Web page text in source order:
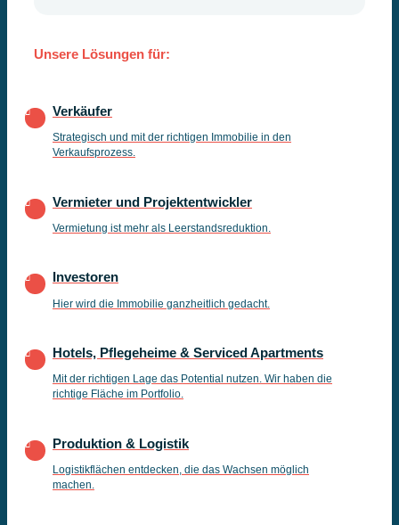
Unsere Lösungen für:
Verkäufer
Strategisch und mit der richtigen Immobilie in den
Verkaufsprozess.
Vermieter und Projektentwickler
Vermietung ist mehr als Leerstandsreduktion.
Investoren
Hier wird die Immobilie ganzheitlich gedacht.
Hotels, Pflegeheime & Serviced Apartments
Mit der richtigen Lage das Potential nutzen. Wir haben die
richtige Fläche im Portfolio.
Produktion & Logistik
Logistikflächen entdecken, die das Wachsen möglich
machen.